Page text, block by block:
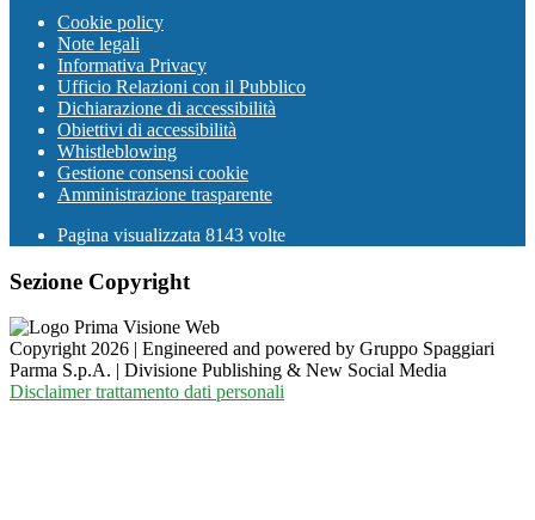
Cookie policy
Note legali
Informativa Privacy
Ufficio Relazioni con il Pubblico
Dichiarazione di accessibilità
Obiettivi di accessibilità
Whistleblowing
Gestione consensi cookie
Amministrazione trasparente
Pagina visualizzata 8143 volte
Sezione Copyright
Copyright 2026 | Engineered and powered by Gruppo Spaggiari
Parma S.p.A. | Divisione Publishing & New Social Media
Disclaimer trattamento dati personali